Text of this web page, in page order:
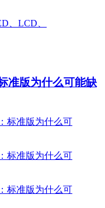
准版为什么可能缺